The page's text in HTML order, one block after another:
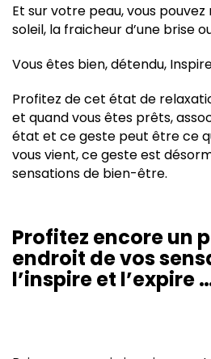
Et sur votre peau, vous
soleil, la fraicheur d’une brise
Vous êtes bien, détendu,
Profitez de cet état de
et quand vous êtes prêts,
état et ce geste peut être ce
vous vient, ce geste est
sensations de bien-être.
Profitez encore un
endroit de vos
l’inspire et l’expire